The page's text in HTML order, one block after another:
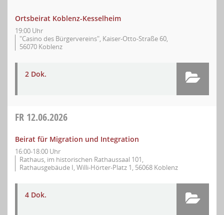
Ortsbeirat Koblenz-Kesselheim
19:00 Uhr
"Casino des Bürgervereins", Kaiser-Otto-Straße 60,
56070 Koblenz
2 Dok.
FR 12.06.2026
Beirat für Migration und Integration
16:00-18:00 Uhr
Rathaus, im historischen Rathaussaal 101,
Rathausgebäude I, Willi-Hörter-Platz 1, 56068 Koblenz
4 Dok.